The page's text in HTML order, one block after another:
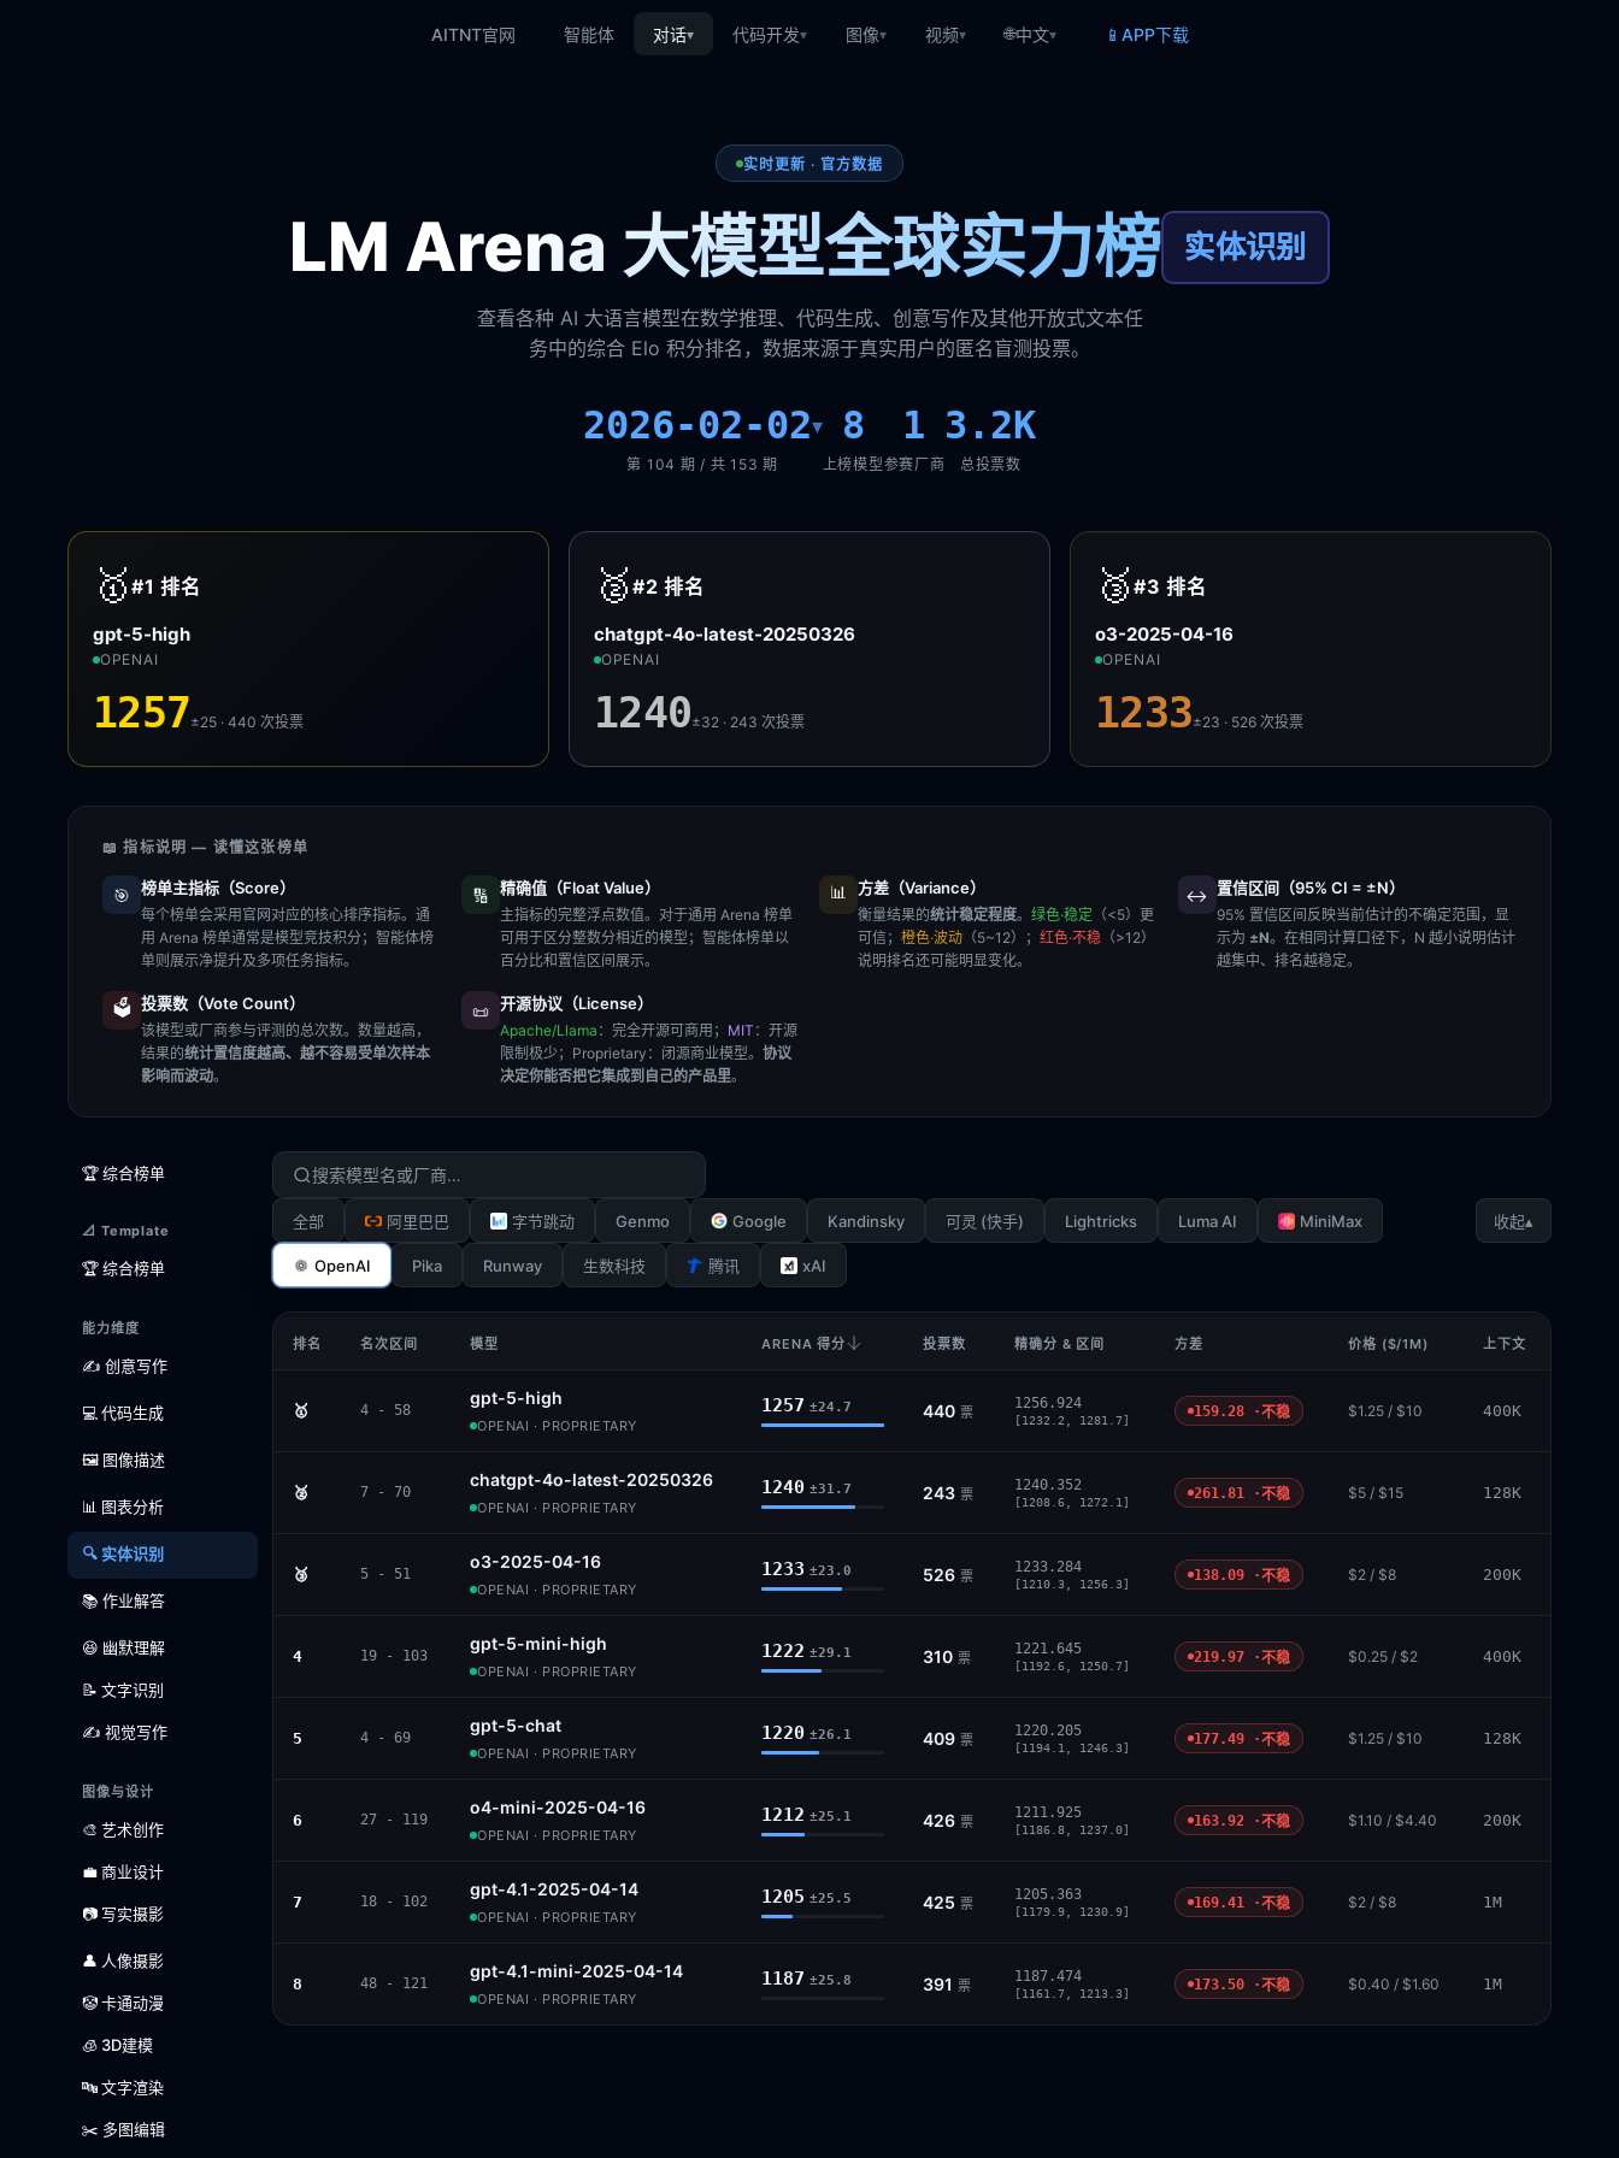
AITNT官网 智能体 对话▾ 代码开发▾ 图像▾ 视频▾ 🌐中文▾ 📱 APP下载
实时更新 · 官方数据
LM Arena 大模型全球实力榜 实体识别
查看各种 AI 大语言模型在数学推理、代码生成、创意写作及其他开放式文本任
务中的综合 Elo 积分排名，数据来源于真实用户的匿名盲测投票。
2026-02-02▾
第 104 期 / 共 153 期
8
上榜模型
1
参赛厂商
3.2K
总投票数
🥇 #1排名
gpt-5-high
OPENAI
1257±25 · 440次投票
🥈 #2排名
chatgpt-4o-latest-20250326
OPENAI
1240±32 · 243次投票
🥉 #3排名
o3-2025-04-16
OPENAI
1233±23 · 526次投票
📖 指标说明 — 读懂这张榜单
🎯 榜单主指标（Score）
每个榜单会采用官网对应的核心排序指标。通
用 Arena 榜单通常是模型竞技积分；智能体榜
单则展示净提升及多项任务指标。
🔢 精确值（Float Value）
主指标的完整浮点数值。对于通用 Arena 榜单
可用于区分整数分相近的模型；智能体榜单以
百分比和置信区间展示。
📊 方差（Variance）
衡量结果的统计稳定程度。 绿色·稳定 （<5）更
可信； 橙色·波动 （5~12）； 红色·不稳 （>12）
说明排名还可能明显变化。
↔️ 置信区间（95% CI = ±N）
95% 置信区间反映当前估计的不确定范围，显
示为 ±N。在相同计算口径下，N 越小说明估计
越集中、排名越稳定。
🗳️ 投票数（Vote Count）
该模型或厂商参与评测的总次数。数量越高，
结果的统计置信度越高、越不容易受单次样本
影响而波动。
📜 开源协议（License）
Apache/Llama ：完全开源可商用； MIT ：开源
限制极少； Proprietary ：闭源商业模型。 协议
决定你能否把它集成到自己的产品里。
🏆 综合榜单
📐 Template
🏆 综合榜单
能力维度
✍️ 创意写作
💻 代码生成
🖼️ 图像描述
📊 图表分析
🔍 实体识别
📚 作业解答
😆 幽默理解
📝 文字识别
✍️ 视觉写作
图像与设计
🎨 艺术创作
💼 商业设计
📷 写实摄影
👤 人像摄影
🤡 卡通动漫
🧊 3D建模
🔤 文字渲染
✂️ 多图编辑
全部 阿里巴巴 字节跳动 Genmo Google Kandinsky 可灵 (快手) Lightricks Luma AI MiniMax
OpenAI Pika Runway 生数科技 腾讯 xAI
收起▴
排名 名次区间 模型 ARENA 得分 投票数 精确分 & 区间 方差 价格 ($/1M) 上下文
🥇 4 - 58
gpt-5-high
OPENAI · PROPRIETARY
1257 ±24.7 440 票
1256.924
[1232.2, 1281.7]
159.28 ·不稳 $1.25 / $10 400K
🥈 7 - 70
chatgpt-4o-latest-20250326
OPENAI · PROPRIETARY
1240 ±31.7 243 票
1240.352
[1208.6, 1272.1]
261.81 ·不稳 $5 / $15 128K
🥉 5 - 51
o3-2025-04-16
OPENAI · PROPRIETARY
1233 ±23.0 526 票
1233.284
[1210.3, 1256.3]
138.09 ·不稳 $2 / $8 200K
4 19 - 103
gpt-5-mini-high
OPENAI · PROPRIETARY
1222 ±29.1 310 票
1221.645
[1192.6, 1250.7]
219.97 ·不稳 $0.25 / $2 400K
5 4 - 69
gpt-5-chat
OPENAI · PROPRIETARY
1220 ±26.1 409 票
1220.205
[1194.1, 1246.3]
177.49 ·不稳 $1.25 / $10 128K
6 27 - 119
o4-mini-2025-04-16
OPENAI · PROPRIETARY
1212 ±25.1 426 票
1211.925
[1186.8, 1237.0]
163.92 ·不稳 $1.10 / $4.40 200K
7 18 - 102
gpt-4.1-2025-04-14
OPENAI · PROPRIETARY
1205 ±25.5 425 票
1205.363
[1179.9, 1230.9]
169.41 ·不稳 $2 / $8 1M
8 48 - 121
gpt-4.1-mini-2025-04-14
OPENAI · PROPRIETARY
1187 ±25.8 391 票
1187.474
[1161.7, 1213.3]
173.50 ·不稳 $0.40 / $1.60 1M